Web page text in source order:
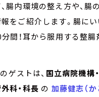
腸内環境の整え方や、腸
をご紹介します。腸に
間！耳から服用する整
ゲストは、 国立病院機構
科・科長 の 加藤健志（か